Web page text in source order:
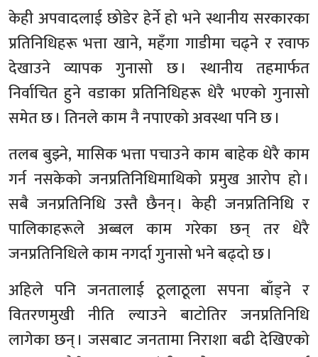
केही अपवादलाई छोडेर हेर्ने हो भने स्थानीय सरकारका
प्रतिनिधिहरू भत्ता खाने, महँगा गाडीमा चढ्ने र रवाफ
देखाउने व्यापक गुनासो छ । स्थानीय तहमार्फत
निर्वाचित हुने वडाका प्रतिनिधिहरू धेरै भएको गुनासो
समेत छ । तिनले काम नै नपाएको अवस्था पनि छ ।
तलब बुझ्ने, मासिक भत्ता पचाउने काम बाहेक धेरै काम
गर्न नसकेको जनप्रतिनिधिमाथिको प्रमुख आरोप हो ।
सबै जनप्रतिनिधि उस्तै छैनन् । केही जनप्रतिनिधि र
पालिकाहरूले अब्बल काम गरेका छन् तर धेरै
जनप्रतिनिधिले काम नगर्दा गुनासो भने बढ्दो छ ।
अहिले पनि जनतालाई ठूलाठूला सपना बाँड्ने र
वितरणमुखी नीति ल्याउने बाटोतिर जनप्रतिनिधि
लागेका छन् । जसबाट जनतामा निराशा बढी देखिएको